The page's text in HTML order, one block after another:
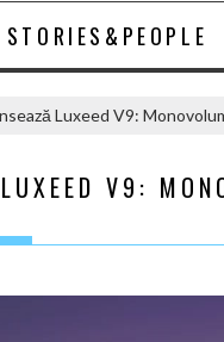
STORIES&PEOPLE
Luxeed V9:
V9: